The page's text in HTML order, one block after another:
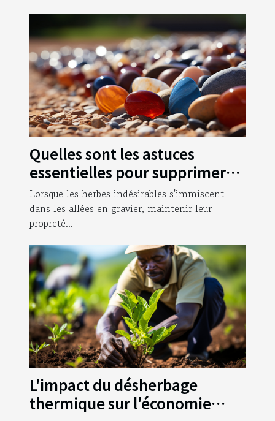
Quelles sont les astuces
essentielles pour supprimer
les herbes qui poussent dans
vos allées en gravier ?
Lorsque les herbes indésirables s'immiscent
dans les allées en gravier, maintenir leur
propreté...
L'impact du désherbage
thermique sur l'économie